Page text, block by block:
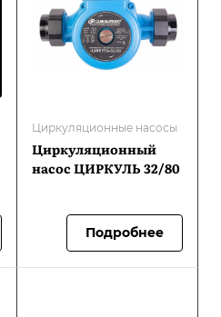
Циркуляционные насосы
Циркуляционный
насос ЦИРКУЛЬ 32/80
Подробнее